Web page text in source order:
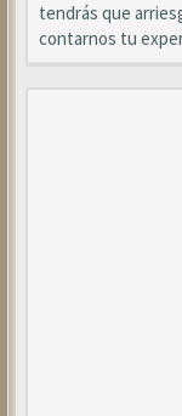
tendrás que
contarnos tu